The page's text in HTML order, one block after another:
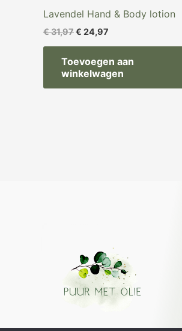
Lavendel Hand & Body lotion
€31,97€ 24,97
Toevoegen aan
winkelwagen